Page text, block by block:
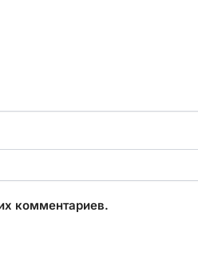
комментариев.